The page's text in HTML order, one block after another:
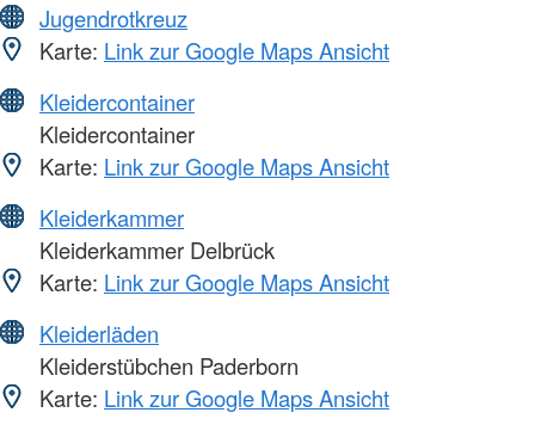
Jugendrotkreuz
Karte: Link zur Google Maps Ansicht
Kleidercontainer
Kleidercontainer
Karte: Link zur Google Maps Ansicht
Kleiderkammer
Kleiderkammer Delbrück
Karte: Link zur Google Maps Ansicht
Kleiderläden
Kleiderstübchen Paderborn
Karte: Link zur Google Maps Ansicht